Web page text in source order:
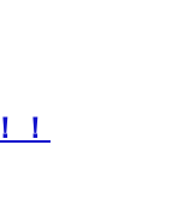
！